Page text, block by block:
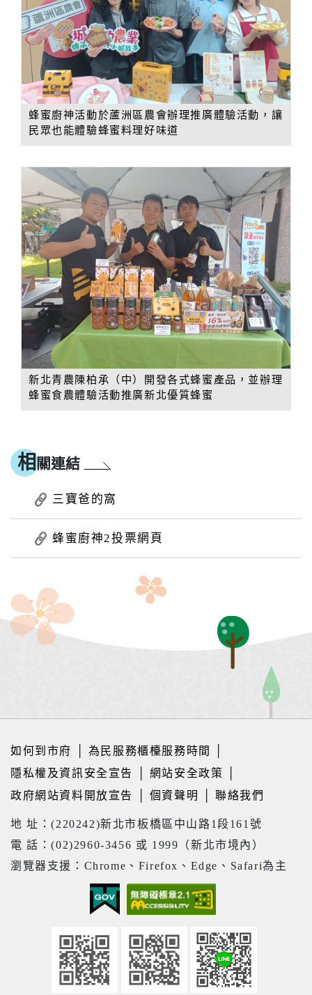
蜂蜜廚神活動於蘆洲區農會辦理推廣體驗活動，讓
民眾也能體驗蜂蜜料理好味道
新北青農陳柏承（中）開發各式蜂蜜產品，並辦理
蜂蜜食農體驗活動推廣新北優質蜂蜜
相 關連結
三寶爸的窩
蜂蜜廚神2投票網頁
如何到市府 為民服務櫃檯服務時間
隱私權及資訊安全宣告
網站安全政策
政府網站資料開放宣告
個資聲明 │聯絡我們
地 址：(220242)新北市板橋區中山路1段161號
電 話：(02)2960-3456 或 1999（新北市境內）
瀏覽器支援：Chrome、Firefox、Edge、Safari為主